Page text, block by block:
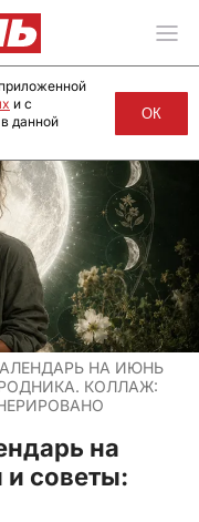
НА ИЮНЬ
КОЛЛАЖ:
на
и советы:
и с
данной
ОК